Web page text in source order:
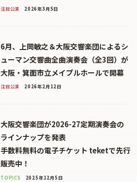
注目公演 2026年3月5日
6月、上岡敏之＆大阪交響楽団によるシ
ューマン交響曲全曲演奏会（全3回）が
大阪・箕面市立メイプルホールで開幕
注目公演 2026年2月12日
大阪交響楽団が2026-27定期演奏会の
ラインナップを発表
手数料無料の電子チケット teketで先行
販売中！
TOPICS 2025年12月5日